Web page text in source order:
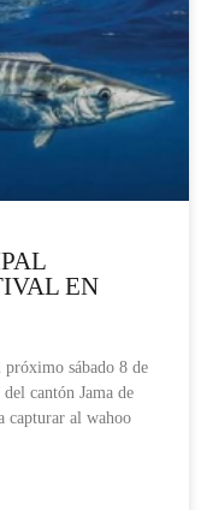
EN
sábado 8 de
cantón Jama de
capturar al wahoo